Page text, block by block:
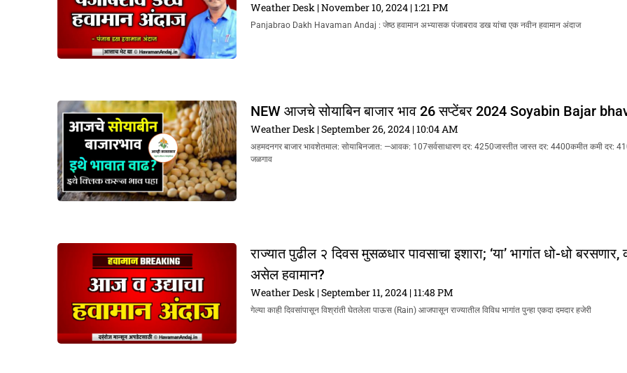
Weather Desk November 10, 2024 1:21 PM
Panjabrao Dakh Havaman Andaj : जेष्ठ हवामान अभ्यासक पंजाबराव डख यांचा एक नवीन हवामान अंदाज
NEW आजचे सोयाबिन बाजार भाव 26 सप्टेंबर 2024 Soyabin Bajar
Weather Desk September 26, 2024 10:04 AM
अहमदनगर बाजार भावशेतमाल: सोयाबिनजात: —आवक: 107सर्वसाधारण दर: 4250जास्तीत जास्त दर: 4400कमीत कमी दर:
जळगाव
राज्यात पुढील २ दिवस मुसळधार पावसाचा इशारा; ‘या’ भागांत धो-धो
असेल हवामान?
Weather Desk September 11, 2024 11:48 PM
गेल्या काही दिवसांपासून विश्रांती घेतलेला पाऊस (Rain) आजपासून राज्यातील विविध भागांत पुन्हा एकदा दमदार हजेरी